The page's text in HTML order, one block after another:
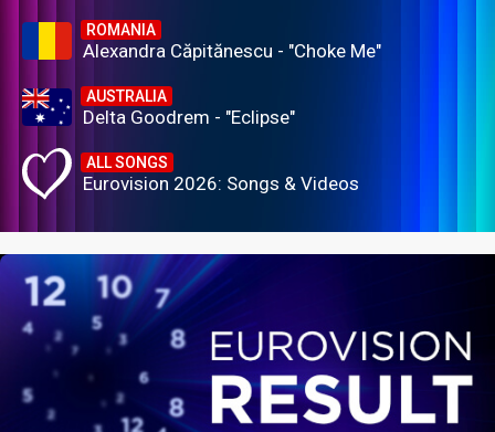
ROMANIA
Alexandra Căpitănescu - "Choke Me"
AUSTRALIA
Delta Goodrem - "Eclipse"
ALL SONGS
Eurovision 2026: Songs & Videos